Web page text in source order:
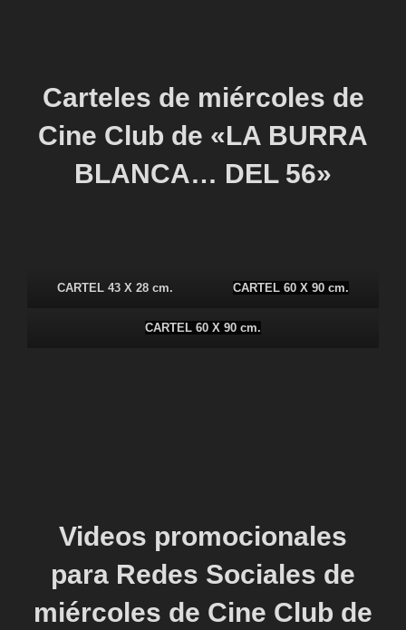
Carteles de miércoles de
Cine Club de «LA BURRA
BLANCA… DEL 56»
CARTEL 43 X 28 cm. CARTEL 60 X 90 cm.
CARTEL 60 X 90 cm.
Videos promocionales
para Redes Sociales de
miércoles de Cine Club de